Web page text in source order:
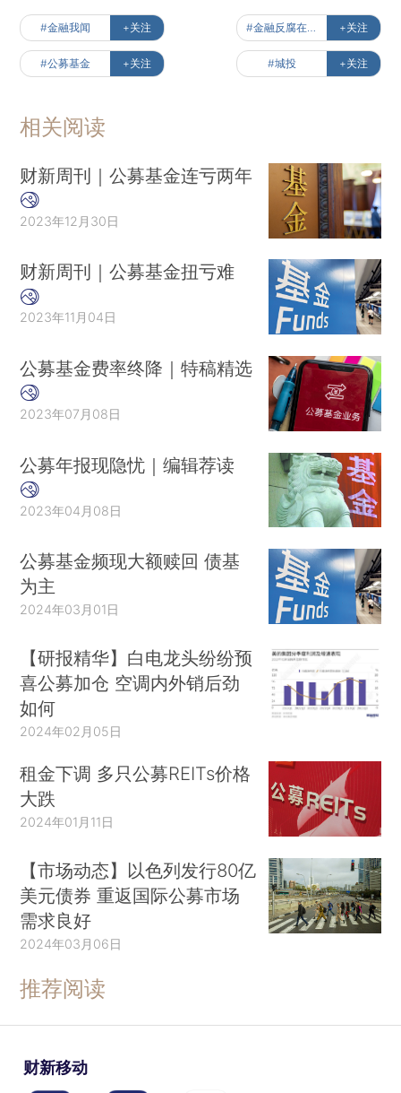
#金融我闻 +关注 #金融反腐在路上 +关注
#公募基金 +关注 #城投 +关注
相关阅读
财新周刊｜公募基金连亏两年
2023年12月30日
财新周刊｜公募基金扭亏难
2023年11月04日
公募基金费率终降｜特稿精选
2023年07月08日
公募年报现隐忧｜编辑荐读
2023年04月08日
公募基金频现大额赎回 债基
为主
2024年03月01日
【研报精华】白电龙头纷纷预
喜公募加仓 空调内外销后劲
如何
2024年02月05日
租金下调 多只公募REITs价格
大跌
2024年01月11日
【市场动态】以色列发行80亿
美元债券 重返国际公募市场
需求良好
2024年03月06日
推荐阅读
财新移动